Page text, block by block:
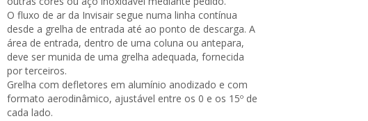
O fluxo de ar da Invisair segue numa linha contínua
desde a grelha de entrada até ao ponto de descarga. A
área de entrada, dentro de uma coluna ou antepara,
deve ser munida de uma grelha adequada, fornecida
por terceiros.
Grelha com defletores em alumínio anodizado e com
formato aerodinâmico, ajustável entre os 0 e os 15º de
cada lado.